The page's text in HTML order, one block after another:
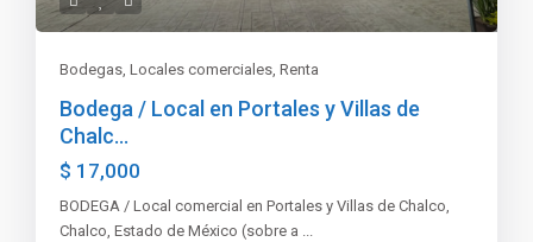
Bodegas,Locales comerciales,Renta
Bodega / Local en Portales y Villas de
Chalc...
$ 17,000
BODEGA / Local comercial en Portales y Villas de Chalco,
Chalco, Estado de México (sobre a ...